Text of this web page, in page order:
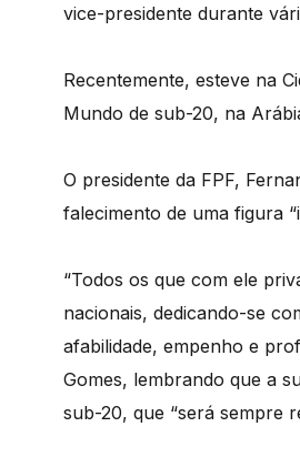
vice-presidente durante
Recentemente, esteve na
Mundo de sub-20, na
O presidente da FPF,
falecimento de uma figura
“Todos os que com ele
nacionais, dedicando-se
afabilidade, empenho e
Gomes, lembrando que a
sub-20, que “será sempre